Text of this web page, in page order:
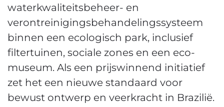
waterkwaliteitsbeheer- en
verontreinigingsbehandelingssysteem
binnen een ecologisch park, inclusief
filtertuinen, sociale zones en een eco-
museum. Als een prijswinnend initiatief
zet het een nieuwe standaard voor
bewust ontwerp en veerkracht in Brazilië.